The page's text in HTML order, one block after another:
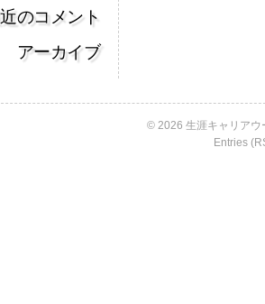
のコメント
アーカイブ
© 2026 生涯キャリア
Entries